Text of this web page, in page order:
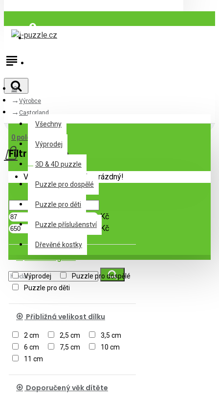
Přihlásit
Všechny
Všechny
Výprodej
3D & 4D puzzle
Puzzle pro dospělé
Puzzle pro děti
Puzzle příslušenství
Dřevěné kostky
0 položek - 0Kč
Váš nákupní košík je prázdný!
Výrobce
Castorland
Filtr
Cena
Kč
Kč
Podkategorie
Výprodej
Puzzle pro dospělé
Puzzle pro děti
Přibližná velikost dílku
2 cm 2,5 cm
3,5 cm
6 cm
7,5 cm
10 cm
11 cm
Doporučený věk dítěte